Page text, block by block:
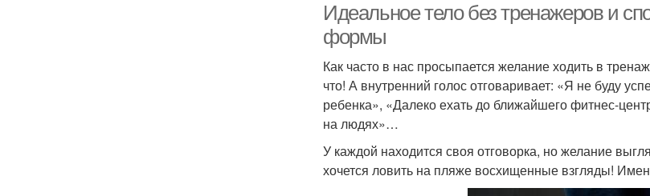
Идеальное тело без тренажеров и
формы
Как часто в нас просыпается желание ходить в
что! А внутренний голос отговаривает: «Я не буду
ребенка», «Далеко ехать до ближайшего фитнес-
на людях»…
У каждой находится своя отговорка, но желание
хочется ловить на пляже восхищенные взгляды!